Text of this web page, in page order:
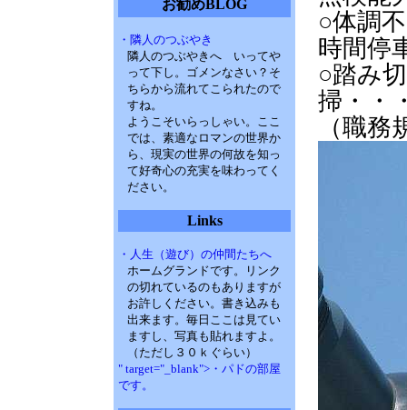
お勧めBLOG
・隣人のつぶやき
隣人のつぶやきへ いってや
って下し。ゴメンなさい？そ
ちらから流れてこられたので
すね。
ようこそいらっしゃい。ここ
では、素適なロマンの世界か
ら、現実の世界の何故を知っ
て好奇心の充実を味わってく
ださい。
Links
・人生（遊び）の仲間たちへ
ホームグランドです。リンク
の切れているのもありますが
お許しください。書き込みも
出来ます。毎日ここは見てい
ますし、写真も貼れますよ。
（ただし３０ｋぐらい）
" target="_blank">・パドの部屋
です。
○体調
時間停
○踏み
掃・・
（職